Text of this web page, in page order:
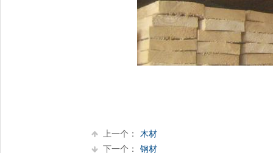
上一个：
木材
下一个：
钢材